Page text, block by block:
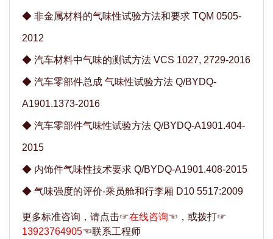
◆ 非金属材料的气味性试验方法和要求 TQM 0505-
2012
◆ 汽车材料中气味的测试方法 VCS 1027, 2729-2016
◆ 汽车零部件总成 气味性试验方法 Q/BYDQ-
A1901.1373-2016
◆ 汽车零部件气味性试验方法 Q/BYDQ-A1901.404-
2015
◆ 内饰件气味性技术要求 Q/BYDQ-A1901.408-2015
◆ 气味强度的评价-乘员舱和行李厢 D10 5517:2009
更多标准咨询，请点击☞在线咨询☜，或拨打☞
13923764905☜联系工程师